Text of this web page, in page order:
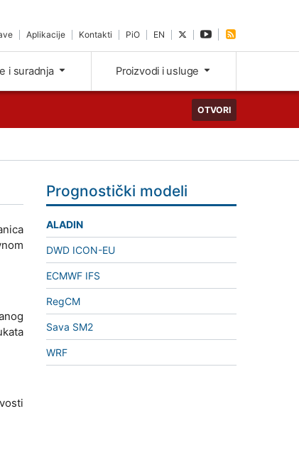
Aplikacije Kontakti PiO EN
i suradnja Proizvodi i usluge
OTVORI
Prognostički modeli
ALADIN
DWD ICON-EU
ECMWF IFS
RegCM
Sava SM2
WRF